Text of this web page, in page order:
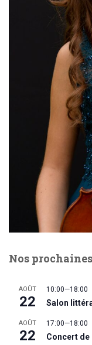
Nos
AOÛT
22
10:00—18:00
Salon
AOÛT
22
17:00—18:00
Concert de